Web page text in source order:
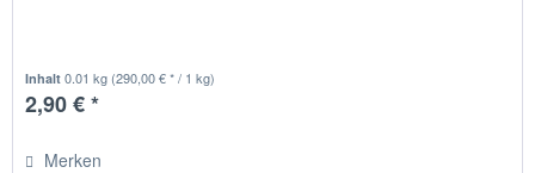
Inhalt0.01 kg (290,00 € * / 1 kg)
2,90 € *
Merken